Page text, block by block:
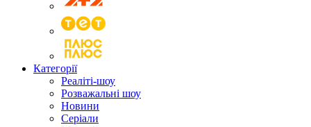
Категорії
Реаліті-шоу
Розважальні шоу
Новини
Серіали